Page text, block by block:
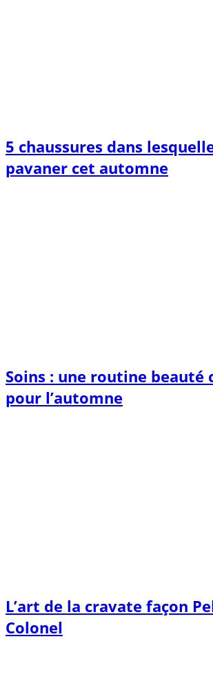
5 chaussures dans
pavaner cet automne
Soins : une routine beauté
pour l’automne
L’art de la cravate façon
Colonel